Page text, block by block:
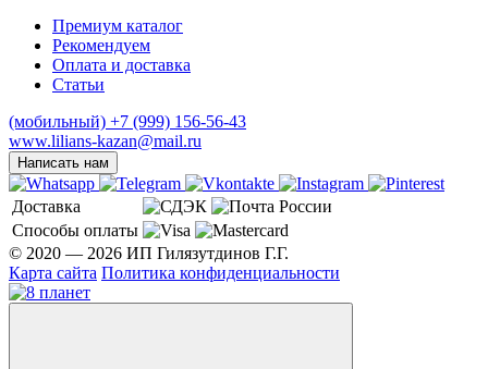
Премиум каталог
Рекомендуем
Оплата и доставка
Статьи
(мобильный) +7 (999) 156-56-43
www.lilians-kazan@mail.ru
Написать нам
Доставка
Способы оплаты
© 2020 — 2026 ИП Гилязутдинов Г.Г.
Карта сайта Политика конфиденциальности